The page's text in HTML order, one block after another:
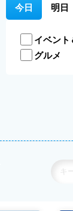
今日 明日
イベント
グルメ